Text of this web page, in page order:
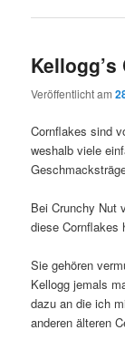
Veröffentlicht am
Cornflakes sind
weshalb viele
Bei Crunchy Nut
diese Cornflakes
Sie gehören
Kellogg jemals
dazu an die ich
anderen älteren